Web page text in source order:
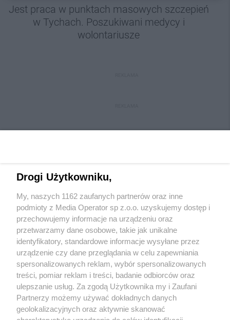
Jest praca w punktach masowych szczepień
w Tychach. Poszukiwani medycy i
wolontariusze
Wydawca mediówlokalnych
Nie zapomnij
zapoznać się z:
polityką prywatności regulamin korzystania z portali
Twojemiasto
Piekary Śląskie
Chorzów
Skontakuj sięz nami
Kontakt
Wydawca
Drogi Użytkowniku,
My, naszych 1162 zaufanych partnerów oraz inne
podmioty z Media Operator sp z.o.o. uzyskujemy dostęp i
przechowujemy informacje na urządzeniu oraz
przetwarzamy dane osobowe, takie jak unikalne
identyfikatory, standardowe informacje wysyłane przez
urządzenie czy dane przeglądania w celu zapewniania
spersonalizowanych reklam, wybór spersonalizowanych
treści, pomiar reklam i treści, badanie odbiorców oraz
ulepszanie usług. Za zgodą Użytkownika my i Zaufani
Partnerzy możemy używać dokładnych danych
geolokalizacyjnych oraz aktywnie skanować